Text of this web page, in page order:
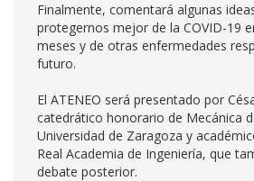
Finalmente, comentará algunas
protegernos mejor de la COVID-19
meses y de otras enfermedades
futuro.
El ATENEO será presentado por
catedrático honorario de Mecánica
Universidad de Zaragoza y
Real Academia de Ingeniería, que
debate posterior.